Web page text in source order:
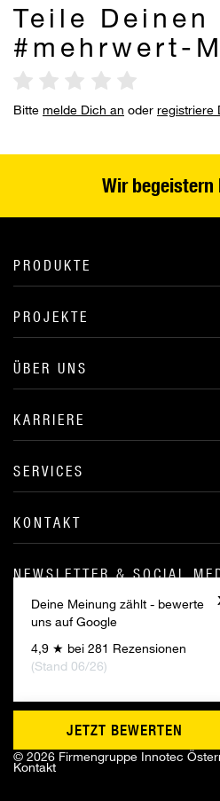
Deine Meinung zählt - bewerte
uns auf Google
4,9 ★ bei 281 Rezensionen
(Stand 06/26)
JETZT BEWERTEN
Teile Deinen
#mehrwert-
Bitte melde Dich an oder registriere
Wir begeistern
PRODUKTE
PROJEKTE
ÜBER UNS
KARRIERE
SERVICES
KONTAKT
NEWSLETTER & SOCIAL
© 2026 Firmengruppe Innotec
Impressum AGB
Kontakt